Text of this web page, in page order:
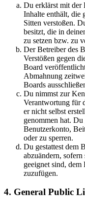
Du erklärst mit der
Inhalte enthält, die
Sitten verstoßen.
besitzt, die in
zu setzen bzw. zu
Der Betreiber des
Verstößen gegen
Board
Abmahnung
Boards
Du nimmst zur
Verantwortung für
er nicht selbst
genommen hat. Du
Benutzerkonto,
oder zu sperren.
Du gestattest dem
abzuändern,
geeignet sind, dem
zuzufügen.
4. General Public